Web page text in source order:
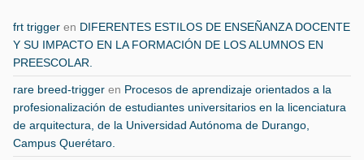
frt triggeren DIFERENTES ESTILOS DE ENSEÑANZA DOCENTE
Y SU IMPACTO EN LA FORMACIÓN DE LOS ALUMNOS EN
PREESCOLAR.
rare breed-triggeren Procesos de aprendizaje orientados a la
profesionalización de estudiantes universitarios en la licenciatura
de arquitectura, de la Universidad Autónoma de Durango,
Campus Querétaro.